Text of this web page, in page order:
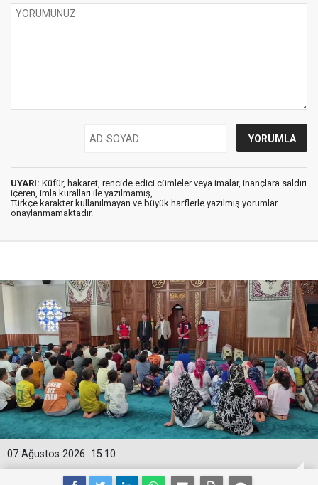
UYARI: Küfür, hakaret, rencide edici cümleler veya imalar, inançlara saldırı
içeren, imla kuralları ile yazılmamış,
Türkçe karakter kullanılmayan ve büyük harflerle yazılmış yorumlar
onaylanmamaktadır.
15:10
07 Ağustos 2026